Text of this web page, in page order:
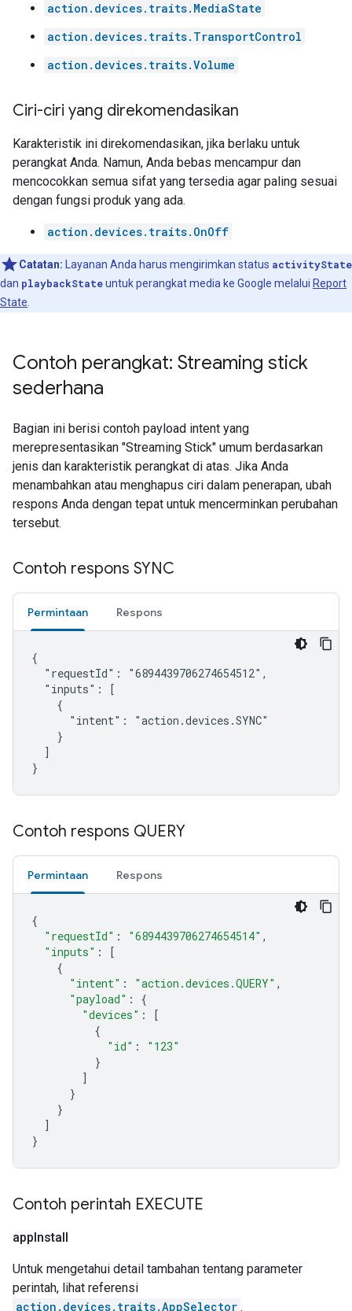
action.devices.traits.MediaState
action.devices.traits.TransportControl
action.devices.traits.Volume
Ciri-ciri yang direkomendasikan
Karakteristik ini direkomendasikan, jika berlaku untuk
perangkat Anda. Namun, Anda bebas mencampur dan
mencocokkan semua sifat yang tersedia agar paling sesuai
dengan fungsi produk yang ada.
action.devices.traits.OnOff
Catatan: Layanan Anda harus mengirimkan status activityState
dan playbackStateuntuk perangkat media ke Google melalui Report
State
Contoh perangkat: Streaming stick
sederhana
Bagian ini berisi contoh payload intent yang
merepresentasikan "Streaming Stick" umum berdasarkan
jenis dan karakteristik perangkat di atas. Jika Anda
menambahkan atau menghapus ciri dalam penerapan, ubah
respons Anda dengan tepat untuk mencerminkan perubahan
tersebut.
Contoh respons SYNC
Permintaan Respons
{
  "requestId": "6894439706274654512",
  "inputs": [
    {
      "intent": "action.devices.SYNC"
    }
  ]
}
Contoh respons QUERY
Permintaan Respons
{
"requestId" : "6894439706274654514" ,
"inputs" :
[
{
"intent" : "action.devices.QUERY" ,
"payload" :
{
"devices" :
[
{
"id" :
"123"
}
]
}
}
]
}
Contoh perintah EXECUTE
appInstall
Untuk mengetahui detail tambahan tentang parameter
perintah, lihat referensi
action.devices.traits.AppSelector .